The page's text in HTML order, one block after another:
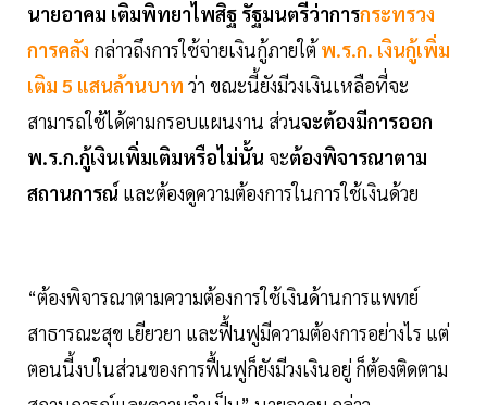
นายอาคม เติมพิทยาไพสิฐ รัฐมนตรีว่าการกระทรวง
การคลัง กล่าวถึงการใช้จ่ายเงินกู้ภายใต้พ.ร.ก. เงินกู้เพิ่ม
เติม 5 แสนล้านบาท ว่า ขณะนี้ยังมีวงเงินเหลือที่จะ
สามารถใช้ได้ตามกรอบแผนงาน ส่วนจะต้องมีการออก
พ.ร.ก.กู้เงินเพิ่มเติมหรือไม่นั้น จะต้องพิจารณาตาม
สถานการณ์ และต้องดูความต้องการในการใช้เงินด้วย
“ต้องพิจารณาตามความต้องการใช้เงินด้านการแพทย์
สาธารณะสุข เยียวยา และฟื้นฟูมีความต้องการอย่างไร แต่
ตอนนี้งบในส่วนของการฟื้นฟูก็ยังมีวงเงินอยู่ ก็ต้องติดตาม